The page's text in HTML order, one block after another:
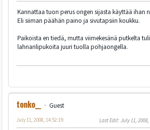
Kannattaa tuon perus ongen sijasta käyttää ihan
Eli siiman päähän paino ja sivutapsiin koukku.
Paikoista en tiedä, mutta viimekesänä putkelta
lahnanlipukoita juuri tuolla pohjaongella.
tonko__
Guest
July 11, 2008, 14:52:19 Last Edit: July 11, 2008,